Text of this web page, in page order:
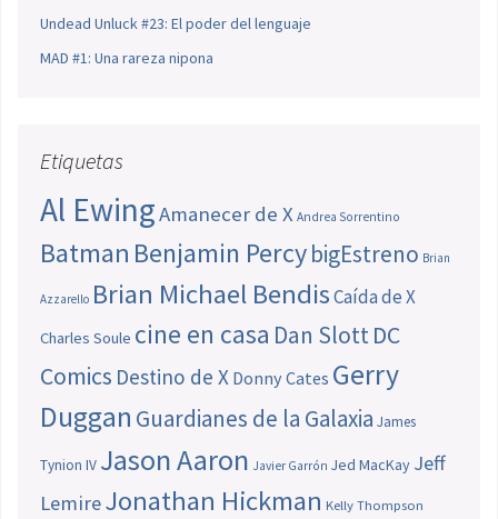
Undead Unluck #23: El poder del lenguaje
MAD #1: Una rareza nipona
Etiquetas
Al EwingAmanecer de X Andrea Sorrentino
Batman Benjamin PercybigEstreno Brian
Azzarello Brian Michael BendisCaída de X
Charles Soule cine en casa Dan SlottDC
Comics Destino de X Donny Cates Gerry
Duggan Guardianes de la Galaxia James
Tynion IV Jason Aaron Javier Garrón Jed MacKay Jeff
LemireJonathan Hickman Kelly Thompson